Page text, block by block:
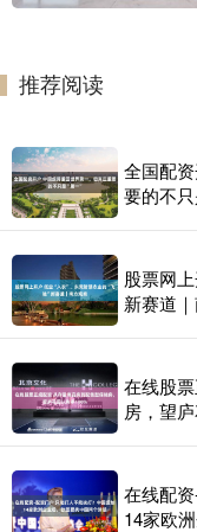
推荐阅读
全国配
要的不只
股票网
新赛道
在线股
房，望
在线配
14家欧